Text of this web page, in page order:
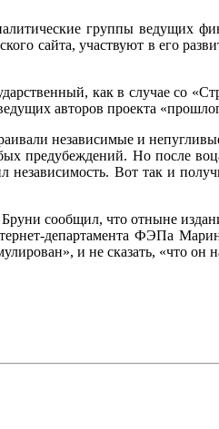
группы ведущих
сайта, участвуют в его
как в случае со
авторов проекта
независимые и
предубеждений. Но после
Вот так и
сообщил, что отныне
департамента ФЭПа
и не сказать, «что он